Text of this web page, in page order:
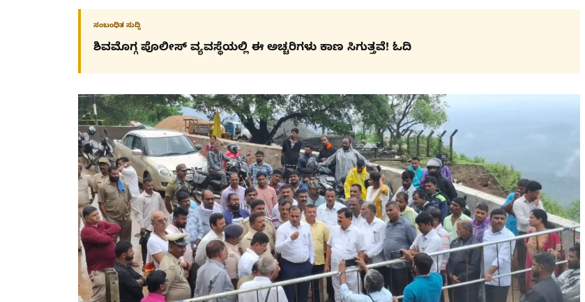
ಸಂಬಂಧಿತ ಸುದ್ದಿ
ಶಿವಮೊಗ್ಗ ಪೊಲೀಸ್​ ವ್ಯವಸ್ಥೆಯಲ್ಲಿ ಈ ಅಚ್ಚರಿಗಳು ಕಾಣ ಸಿಗುತ್ತವೆ! ಓದಿ